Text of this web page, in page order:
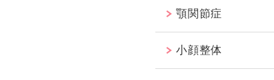
顎関節症
小顔整体